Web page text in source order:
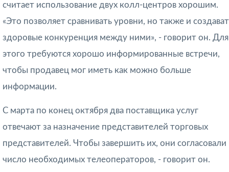
считает использование двух колл-центров хорошим.
«Это позволяет сравнивать уровни, но также и
здоровые конкуренция между ними», - говорит он. Для
этого требуются хорошо информированные встречи,
чтобы продавец мог иметь как можно больше
информации.
С марта по конец октября два поставщика услуг
отвечают за назначение представителей торговых
представителей. Чтобы завершить их, они согласовали
число необходимых телеоператоров, - говорит он.